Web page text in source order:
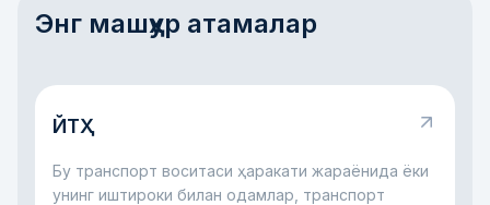
Энг машҳур атамалар
ЙТҲ
Бу транспорт воситаси ҳаракати жараёнида ёки
унинг иштироки билан одамлар, транспорт